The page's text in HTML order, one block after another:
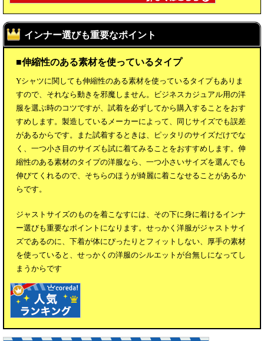
インナー選びも重要なポイント
■伸縮性のある素材を使っているタイプ
Yシャツに関しても伸縮性のある素材を使っているタイプもありま
すので、それなら動きを邪魔しません。ビジネスカジュアル用の洋
服を選ぶ時のコツですが、試着を必ずしてから購入することをおす
すめします。製造しているメーカーによって、同じサイズでも誤差
があるからです。また試着するときは、ピッタリのサイズだけでな
く、一つ小さ目のサイズも試に着てみることをおすすめします。伸
縮性のある素材のタイプの洋服なら、一つ小さいサイズを選んでも
伸びてくれるので、そちらのほうが綺麗に着こなせることがあるか
らです。
ジャストサイズのものを着こなすには、その下に身に着けるインナ
ー選びも重要なポイントになります。せっかく洋服がジャストサイ
ズであるのに、下着が体にぴったりとフィットしない、厚手の素材
を使っていると、せっかくの洋服のシルエットが台無しになってし
まうからです